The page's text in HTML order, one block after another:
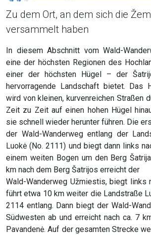
Zu dem Ort, an dem sich die
versammelt haben
In diesem Abschnitt vom Wald-
eine der höchsten Regionen des
einer der höchsten Hügel – der
hervorragende Landschaft bietet. Das
wird von kleinen, kurvenreichen Straßen
Zeit zu Zeit auf einen hohen Hügel
sie schnell wieder herunter führen. Die
der Wald-Wanderweg entlang der
Luokė (No. 2111) und biegt dann links
einem weiten Bogen um den Berg
km nach dem Berg Šatrijos erreicht der
Wald-Wanderweg Užmiestis, biegt links
führt etwa 10 km weiter die Landstraße
2114 entlang. Dann biegt der Wald-
Südwesten ab und erreicht nach ca. 7
Pavandenė. Auf der gesamten Strecke